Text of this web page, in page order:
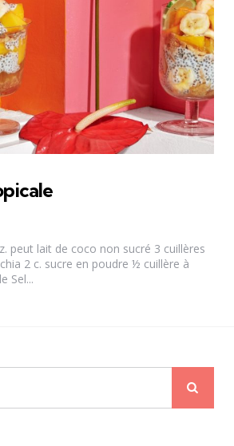
peut lait de coco non sucré 3 cuillères
2 c. sucre en poudre ½ cuillère à
Sel...